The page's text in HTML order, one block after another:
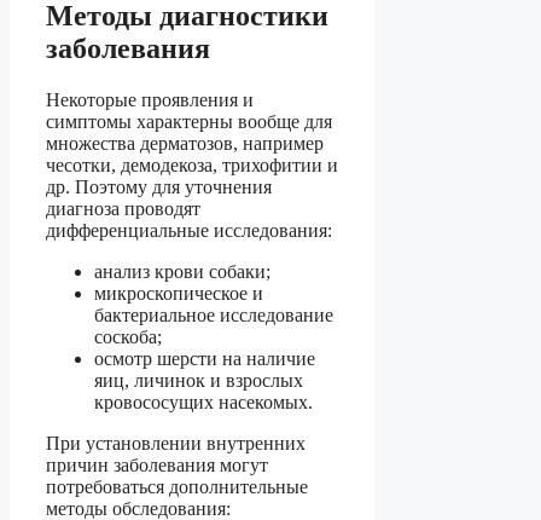
Методы диагностики
заболевания
Некоторые проявления и
симптомы характерны вообще для
множества дерматозов, например
чесотки, демодекоза, трихофитии и
др. Поэтому для уточнения
диагноза проводят
дифференциальные исследования:
анализ крови собаки;
микроскопическое и
бактериальное исследование
соскоба;
осмотр шерсти на наличие
яиц, личинок и взрослых
кровососущих насекомых.
При установлении внутренних
причин заболевания могут
потребоваться дополнительные
методы обследования: